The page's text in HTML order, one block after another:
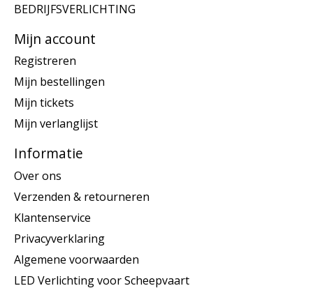
BEDRIJFSVERLICHTING
Mijn account
Registreren
Mijn bestellingen
Mijn tickets
Mijn verlanglijst
Informatie
Over ons
Verzenden & retourneren
Klantenservice
Privacyverklaring
Algemene voorwaarden
LED Verlichting voor Scheepvaart